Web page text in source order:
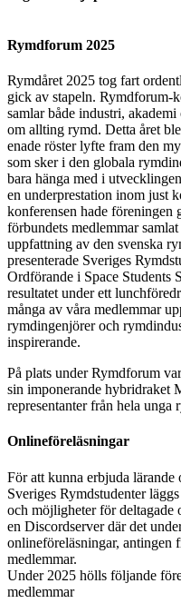
Rymdforum 2025
Rymdåret 2025 tog fart
gick av stapeln. Rymdforum-
samlar både industri,
om allting rymd. Detta året
enade röster lyfte fram den
som sker i den globala
bara hänga med i
en underprestation inom just
konferensen hade föreningen
förbundets medlemmar
uppfattning av den svenska
presenterade Sveriges
Ordförande i Space Students
resultatet under ett
många av våra medlemmar
rymdingenjörer och
inspirerande.
På plats under Rymdforum
sin imponerande hybridraket
representanter från hela unga
Onlineföreläsningar
För att kunna erbjuda
Sveriges Rymdstudenter
och möjligheter för deltagade
en Discordserver där det
onlineföreläsningar, antingen
medlemmar.
Under 2025 hölls följande
medlemmar